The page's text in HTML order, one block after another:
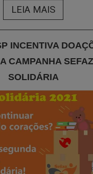
LEIA MAIS
INCENTIVA
CAMPANHA SEFAZ
SOLIDÁRIA